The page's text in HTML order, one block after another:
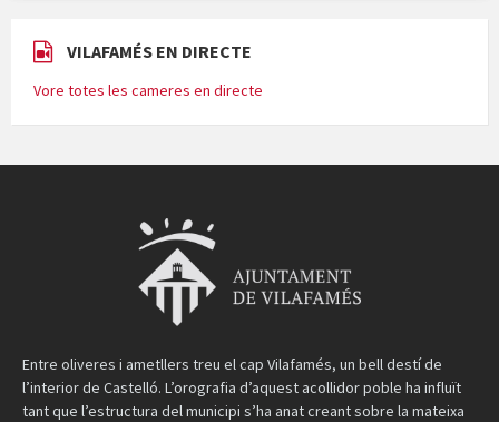
VILAFAMÉS EN DIRECTE
Vore totes les cameres en directe
Entre oliveres i ametllers treu el cap Vilafamés, un bell destí de
l’interior de Castelló. L’orografia d’aquest acollidor poble ha influït
tant que l’estructura del municipi s’ha anat creant sobre la mateixa